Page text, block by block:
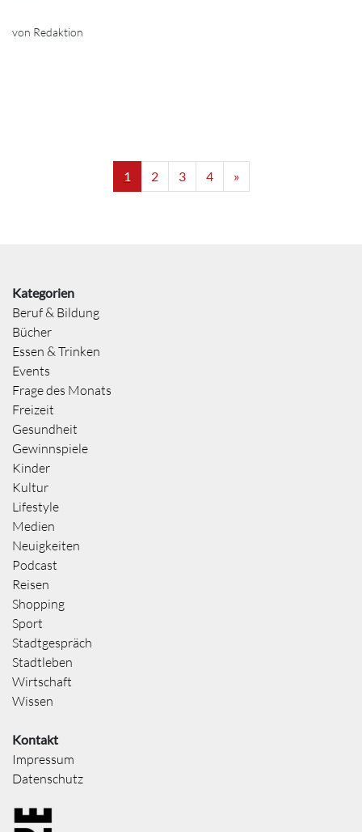
von Redaktion
1 2 3 4 »
Kategorien
Beruf & Bildung
Bücher
Essen & Trinken
Events
Frage des Monats
Freizeit
Gesundheit
Gewinnspiele
Kinder
Kultur
Lifestyle
Medien
Neuigkeiten
Podcast
Reisen
Shopping
Sport
Stadtgespräch
Stadtleben
Wirtschaft
Wissen
Kontakt
Impressum
Datenschutz